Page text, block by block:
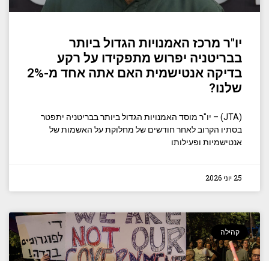
יו"ר מרכז האמנויות הגדול ביותר
בבריטניה יפרוש מתפקידו על רקע
בדיקה אנטישמית האם אתה אחד מ-2%
שלנו?
(JTA) – יו"ר מוסד האמנויות הגדול ביותר בבריטניה יתפטר
בסתיו הקרוב לאחר חודשים של מחלוקת על האשמות של
אנטישמיות ופעילותו
25 יוני 2026
קהילה